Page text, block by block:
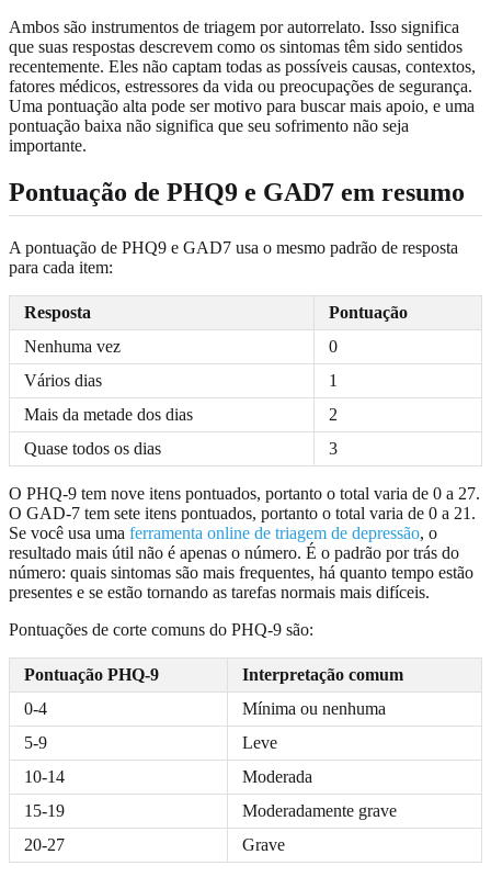
Ambos são instrumentos de triagem por autorrelato. Isso significa
que suas respostas descrevem como os sintomas têm sido sentidos
recentemente. Eles não captam todas as possíveis causas, contextos,
fatores médicos, estressores da vida ou preocupações de segurança.
Uma pontuação alta pode ser motivo para buscar mais apoio, e uma
pontuação baixa não significa que seu sofrimento não seja
importante.
Pontuação de PHQ9 e GAD7 em resumo
A pontuação de PHQ9 e GAD7 usa o mesmo padrão de resposta
para cada item:
Resposta
Pontuação
Nenhuma vez
0
Vários dias
1
Mais da metade dos dias
2
Quase todos os dias
3
O PHQ-9 tem nove itens pontuados, portanto o total varia de 0 a 27.
O GAD-7 tem sete itens pontuados, portanto o total varia de 0 a 21.
Se você usa uma ferramenta online de triagem de depressão, o
resultado mais útil não é apenas o número. É o padrão por trás do
número: quais sintomas são mais frequentes, há quanto tempo estão
presentes e se estão tornando as tarefas normais mais difíceis.
Pontuações de corte comuns do PHQ-9 são:
Pontuação PHQ-9
Interpretação comum
0-4
Mínima ou nenhuma
5-9
Leve
10-14
Moderada
15-19
Moderadamente grave
20-27
Grave